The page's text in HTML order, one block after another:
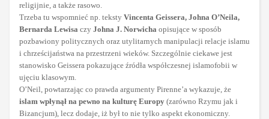
religijnie, a także rasowo.
Trzeba tu wspomnieć np. teksty Vincenta Geissera, Johna O’Neila,
Bernarda Lewisa czy Johna J. Norwicha opisujące w sposób
pozbawiony politycznych oraz utylitarnych manipulacji relacje islamu
i chrześcijaństwa na przestrzeni wieków. Szczególnie ciekawe jest
stanowisko Geissera pokazujące źródła współczesnej islamofobii w
ujęciu klasowym.
O’Neil, powtarzając co prawda argumenty Pirenne’a wykazuje, że
islam wpłynął na pewno na kulturę Europy (zarówno Rzymu jak i
Bizancjum), lecz dodaje, iż był to nie tylko aspekt ekonomiczny.